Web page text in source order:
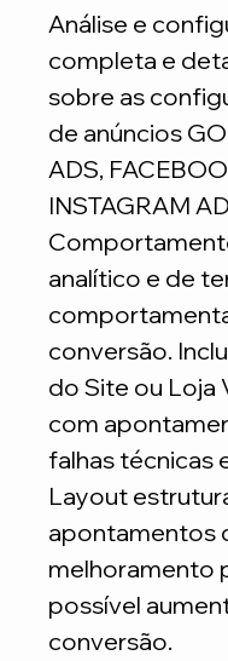
Análise e
completa e
sobre as
de anúncios
ADS,
INSTAGRAM
analítico e de
conversão.
do Site ou Loja
com
falhas técnicas
Layout
apontamentos
melhoramento
possível
conversão.